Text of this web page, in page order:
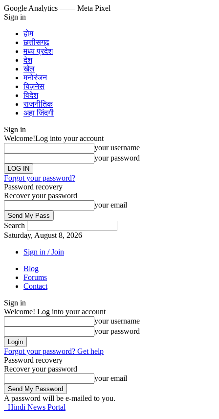
Google Analytics —— Meta Pixel
Sign in
होम
छत्तीसगढ़
मध्य प्रदेश
देश
खेल
मनोरंजन
बिज़नेस
विदेश
राजनीतिक
अहा जिंदगी
Sign in
Welcome!Log into your account
your username
your password
Forgot your password?
Password recovery
Recover your password
your email
Search
Saturday, August 8, 2026
Sign in / Join
Blog
Forums
Contact
Sign in
Welcome! Log into your account
your username
your password
Forgot your password? Get help
Password recovery
Recover your password
your email
A password will be e-mailed to you.
Hindi News Portal